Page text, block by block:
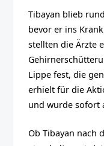
Tibayan blieb
bevor er ins
stellten die Ärzte
Lippe fest, die
erhielt für die
und wurde sofort
Ob Tibayan nach